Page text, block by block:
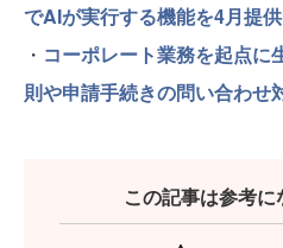
でAIが実行する機能を4月提
・ コーポレート業務を起点
則や申請手続きの問い合わ
この記事は参考に